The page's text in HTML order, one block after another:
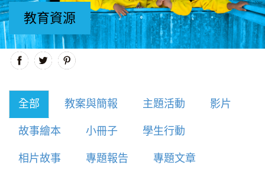
教育資源
全部 教案與簡報 主題活動 影片
故事繪本 小冊子 學生行動
相片故事 專題報告 專題文章